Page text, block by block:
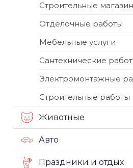
Строительные
Отделочные работы
Мебельные услуги
Сантехнические
Электромонтажные
Строительные работы
Животные
Авто
Праздники и отдых